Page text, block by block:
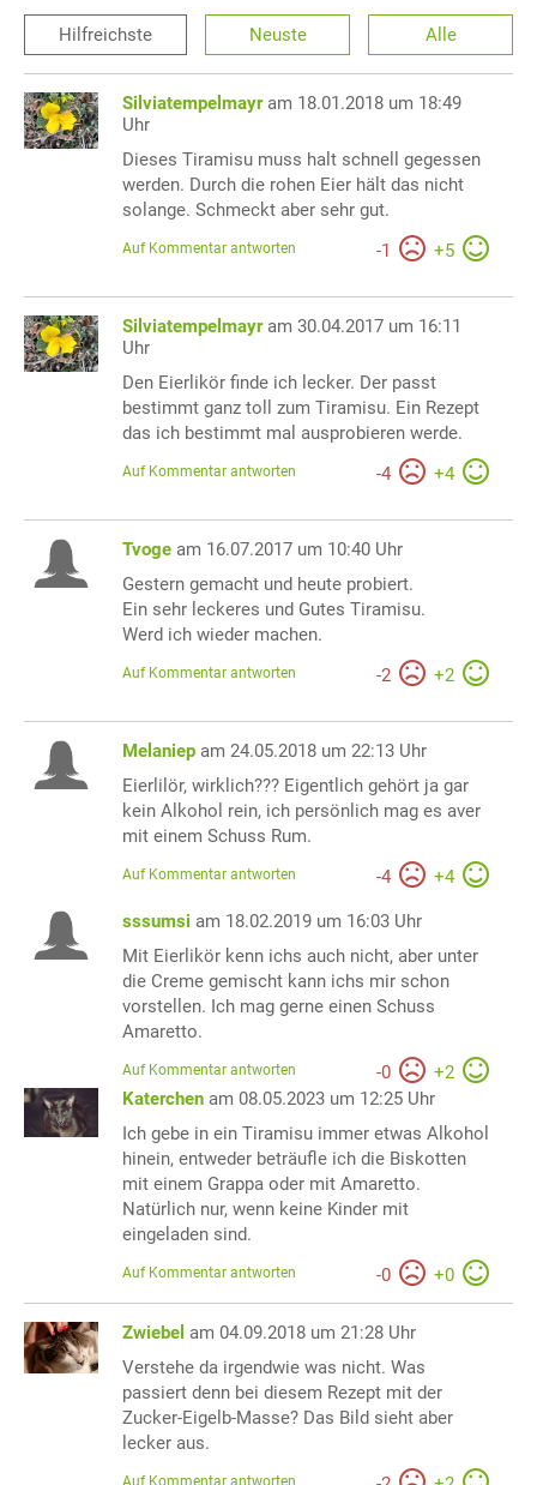
Hilfreichste Neuste Alle
Silviatempelmayr am 18.01.2018 um 18:49
Uhr
Dieses Tiramisu muss halt schnell gegessen
werden. Durch die rohen Eier hält das nicht
solange. Schmeckt aber sehr gut.
-1 +5
Auf Kommentar antworten
Silviatempelmayr am 30.04.2017 um 16:11
Uhr
Den Eierlikör finde ich lecker. Der passt
bestimmt ganz toll zum Tiramisu. Ein Rezept
das ich bestimmt mal ausprobieren werde.
-4 +4
Auf Kommentar antworten
Tvoge am 16.07.2017 um 10:40 Uhr
Gestern gemacht und heute probiert.
Ein sehr leckeres und Gutes Tiramisu.
Werd ich wieder machen.
-2 +2
Auf Kommentar antworten
Melaniep am 24.05.2018 um 22:13 Uhr
Eierlilör, wirklich??? Eigentlich gehört ja gar
kein Alkohol rein, ich persönlich mag es aver
mit einem Schuss Rum.
-4 +4
Auf Kommentar antworten
sssumsi am 18.02.2019 um 16:03 Uhr
Mit Eierlikör kenn ichs auch nicht, aber unter
die Creme gemischt kann ichs mir schon
vorstellen. Ich mag gerne einen Schuss
Amaretto.
-0 +2
Auf Kommentar antworten
Katerchen am 08.05.2023 um 12:25 Uhr
Ich gebe in ein Tiramisu immer etwas Alkohol
hinein, entweder beträufle ich die Biskotten
mit einem Grappa oder mit Amaretto.
Natürlich nur, wenn keine Kinder mit
eingeladen sind.
-0 +0
Auf Kommentar antworten
Zwiebel am 04.09.2018 um 21:28 Uhr
Verstehe da irgendwie was nicht. Was
passiert denn bei diesem Rezept mit der
Zucker-Eigelb-Masse? Das Bild sieht aber
lecker aus.